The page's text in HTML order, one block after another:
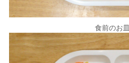
食前のお皿